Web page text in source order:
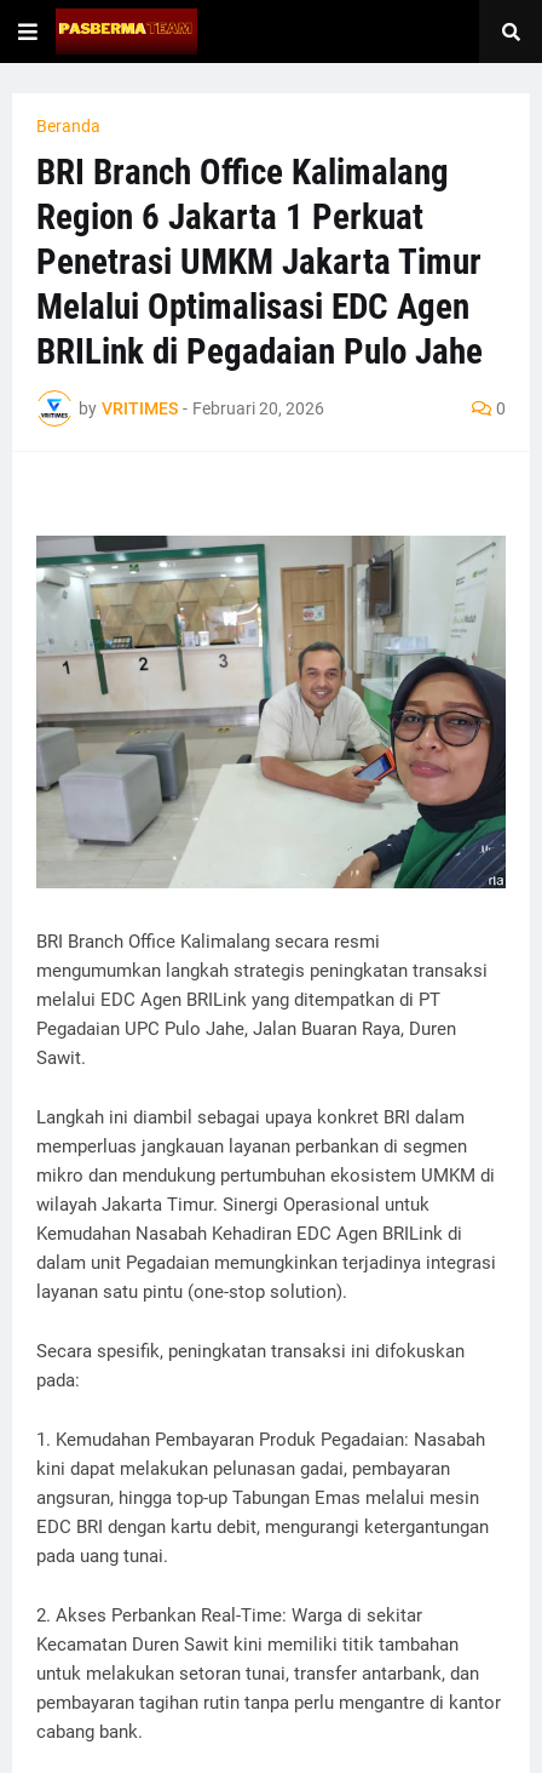
Beranda
BRI Branch Office Kalimalang
Region 6 Jakarta 1 Perkuat
Penetrasi UMKM Jakarta Timur
Melalui Optimalisasi EDC Agen
BRILink di Pegadaian Pulo Jahe
by VRITIMES - Februari 20, 2026 0
BRI Branch Office Kalimalang secara resmi
mengumumkan langkah strategis peningkatan transaksi
melalui EDC Agen BRILink yang ditempatkan di PT
Pegadaian UPC Pulo Jahe, Jalan Buaran Raya, Duren
Sawit.
Langkah ini diambil sebagai upaya konkret BRI dalam
memperluas jangkauan layanan perbankan di segmen
mikro dan mendukung pertumbuhan ekosistem UMKM di
wilayah Jakarta Timur. Sinergi Operasional untuk
Kemudahan Nasabah Kehadiran EDC Agen BRILink di
dalam unit Pegadaian memungkinkan terjadinya integrasi
layanan satu pintu (one-stop solution).
Secara spesifik, peningkatan transaksi ini difokuskan
pada:
1. Kemudahan Pembayaran Produk Pegadaian: Nasabah
kini dapat melakukan pelunasan gadai, pembayaran
angsuran, hingga top-up Tabungan Emas melalui mesin
EDC BRI dengan kartu debit, mengurangi ketergantungan
pada uang tunai.
2. Akses Perbankan Real-Time: Warga di sekitar
Kecamatan Duren Sawit kini memiliki titik tambahan
untuk melakukan setoran tunai, transfer antarbank, dan
pembayaran tagihan rutin tanpa perlu mengantre di kantor
cabang bank.